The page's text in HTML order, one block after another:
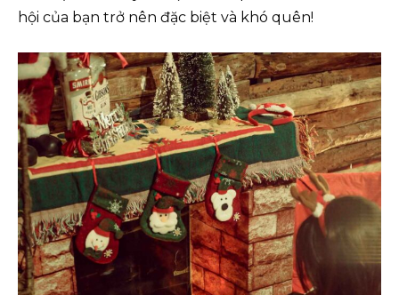
hội của bạn trở nên đặc biệt và khó quên!